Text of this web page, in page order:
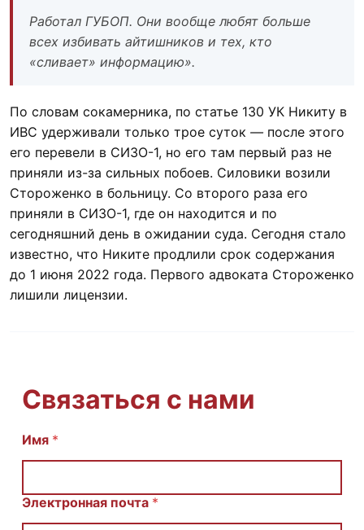
Работал ГУБОП. Они вообще любят больше
всех избивать айтишников и тех, кто
«сливает» информацию».
По словам сокамерника, по статье 130 УК Никиту в
ИВС удерживали только трое суток — после этого
его перевели в СИЗО-1, но его там первый раз не
приняли из-за сильных побоев. Силовики возили
Стороженко в больницу. Со второго раза его
приняли в СИЗО-1, где он находится и по
сегодняшний день в ожидании суда. Сегодня стало
известно, что Никите продлили срок содержания
до 1 июня 2022 года. Первого адвоката Стороженко
лишили лицензии.
Связаться с нами
С
щ
Имя *
Электронная почта *